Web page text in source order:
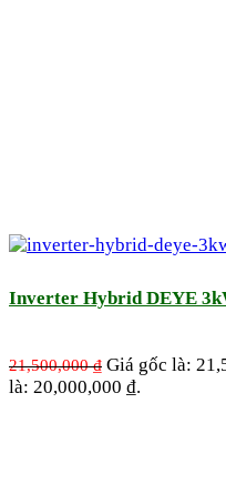
Inverter Hybrid DEYE
21,500,000₫ Giá gốc là:
là: 20,000,000 ₫.